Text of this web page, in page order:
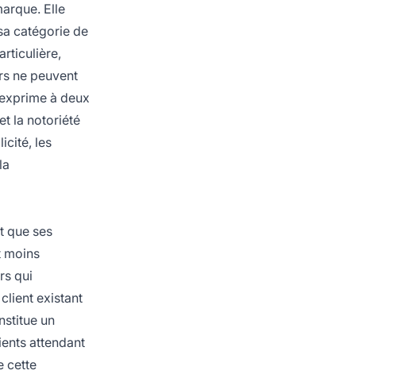
Elle
catégorie de
ne peuvent
à deux
la notoriété
les
que ses
moins
qui
existant
un
attendant
cette